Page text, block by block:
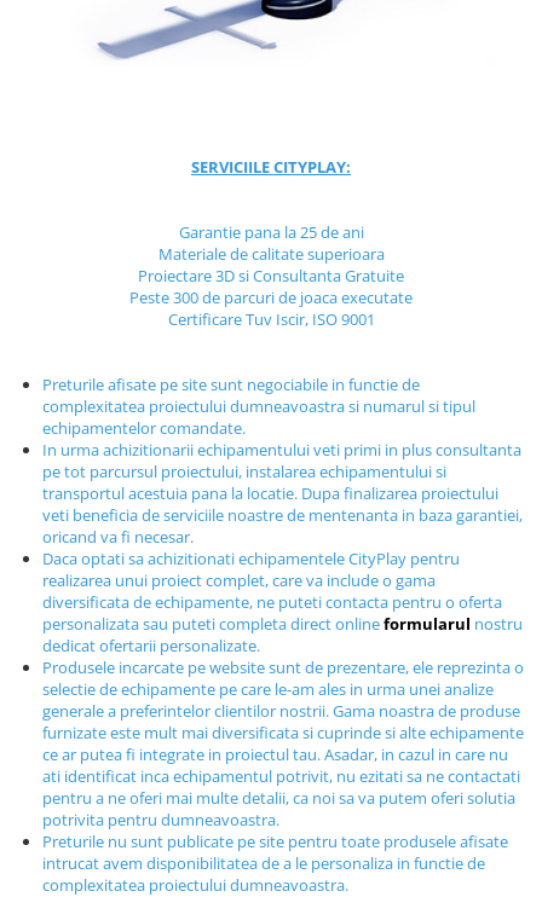
Echipamente de catarat
Animale din cauciuc
SPORT SI FITNESS
Skateboarding
Tenis si Volei
Ciclism
Street Workout
Terenuri Multisport
Trasee Ninja
Echipamente fitness
Mese de jocuri
MOBILIER URBAN
Garduri/Imprejmuiri
Cosuri de gunoi
Panouri pentru informare/Marcaje
Foisoare si pergole
Rastel Biciclete
Banci
SERVICIILE CITYPLAY:
Garantie pana la 25 de ani
Materiale de calitate superioara
Proiectare 3D si Consultanta Gratuite
Peste 300 de parcuri de joaca executate
Certificare Tuv Iscir, ISO 9001
Preturile afisate pe site sunt negociabile in functie de
complexitatea proiectului dumneavoastra si numarul si tipul
echipamentelor comandate.
In urma achizitionarii echipamentului veti primi in plus consultanta
pe tot parcursul proiectului, instalarea echipamentului si
transportul acestuia pana la locatie. Dupa finalizarea proiectului
veti beneficia de serviciile noastre de mentenanta in baza garantiei,
oricand va fi necesar.
Daca optati sa achizitionati echipamentele CityPlay pentru
realizarea unui proiect complet, care va include o gama
diversificata de echipamente, ne puteti contacta pentru o oferta
personalizata sau puteti completa direct onlineformularul nostru
dedicat ofertarii personalizate.
Produsele incarcate pe website sunt de prezentare, ele reprezinta o
selectie de echipamente pe care le-am ales in urma unei analize
generale a preferintelor clientilor nostrii. Gama noastra de produse
furnizate este mult mai diversificata si cuprinde si alte echipamente
ce ar putea fi integrate in proiectul tau. Asadar, in cazul in care nu
ati identificat inca echipamentul potrivit, nu ezitati sa ne contactati
pentru a ne oferi mai multe detalii, ca noi sa va putem oferi solutia
potrivita pentru dumneavoastra.
Preturile nu sunt publicate pe site pentru toate produsele afisate
intrucat avem disponibilitatea de a le personaliza in functie de
complexitatea proiectului dumneavoastra.